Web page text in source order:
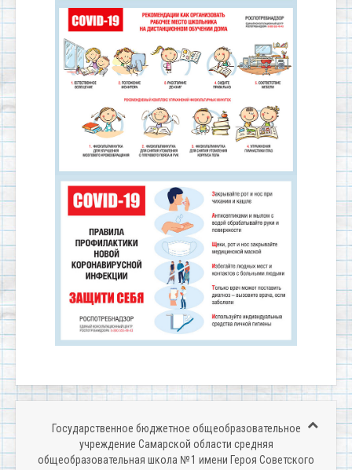
Государственное бюджетное общеобразовательное
учреждение Самарской области средняя
общеобразовательная школа № 1 имени Героя Советского